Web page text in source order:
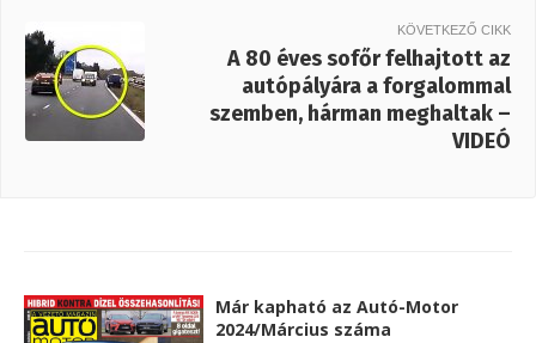
KÖVETKEZŐ CIKK
A 80 éves sofőr felhajtott az
autópályára a forgalommal
szemben, hárman meghaltak –
VIDEÓ
Már kapható az Autó-Motor
2024/Március száma